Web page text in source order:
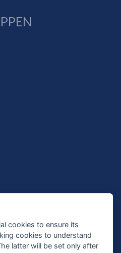
cookies to ensure its
cookies to understand
latter will be set only after